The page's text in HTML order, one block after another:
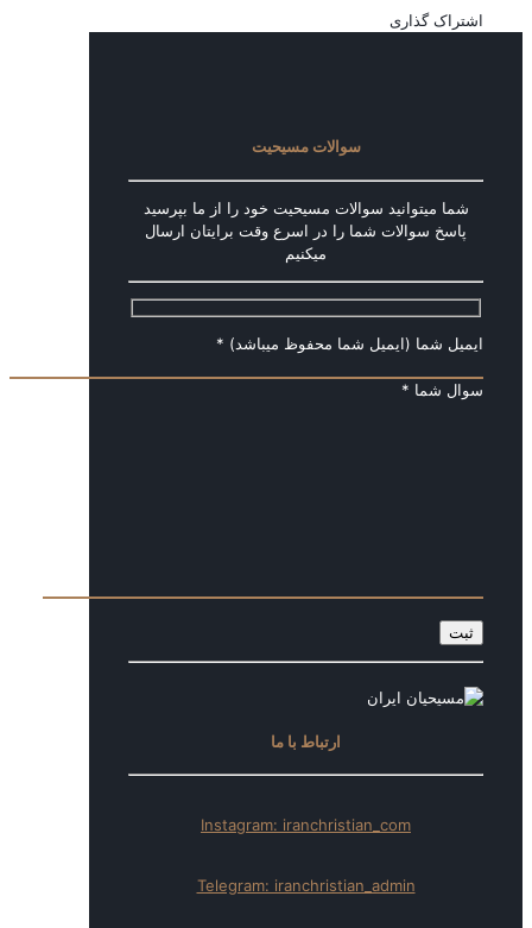
اشتراک گذاری
سوالات مسیحیت
شما میتوانید سوالات مسیحیت خود را از ما بپرسید
پاسخ سوالات شما را در اسرع وقت برایتان ارسال
میکنیم
ایمیل شما (ایمیل شما محفوظ میباشد) *
سوال شما *
ارتباط با ما
Instagram: iranchristian_com
Telegram: iranchristian_admin